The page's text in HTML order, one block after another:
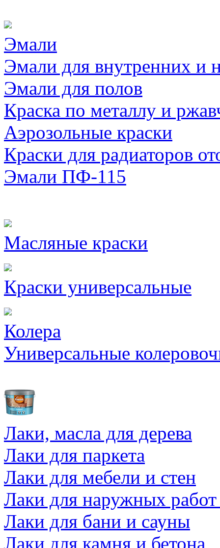
Эмали
Эмали для внутренних и
Эмали для полов
Краска по металлу и
Аэрозольные краски
Краски для радиаторов
Эмали ПФ-115
Масляные краски
Краски универсальные
Колера
Универсальные
Лаки, масла для дерева
Лаки для паркета
Лаки для мебели и стен
Лаки для наружных
Лаки для бани и сауны
Лаки для камня и бетона